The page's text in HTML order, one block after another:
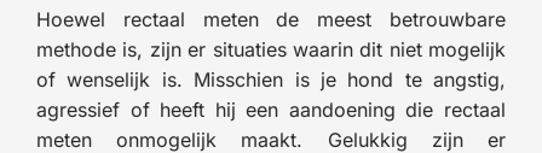
Hoewel rectaal meten de meest betrouwbare
methode is, zijn er situaties waarin dit niet mogelijk
of wenselijk is. Misschien is je hond te angstig,
agressief of heeft hij een aandoening die rectaal
meten onmogelijk maakt. Gelukkig zijn er